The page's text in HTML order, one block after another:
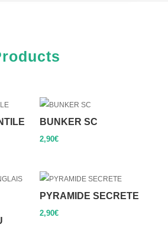
BUNKER SC
2,90€
PYRAMIDE SECRETE
2,90€